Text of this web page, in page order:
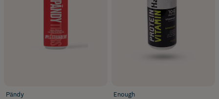
Pändy
Enough